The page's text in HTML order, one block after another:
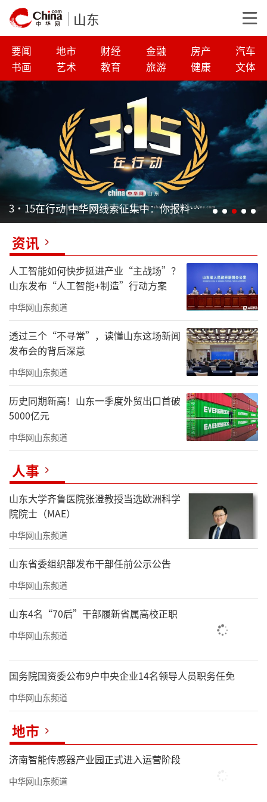
山东
要闻 地市 财经 金融 房产
汽车
书画
艺术 教育 旅游 健康 文体
3·15在行动|中华网线索征集中：你报料，我维权！
资讯
人工智能如何快步挺进产业“主战场”？
山东发布“人工智能+制造”行动方案
中华网山东频道
透过三个“不寻常”，读懂山东这场新闻
发布会的背后深意
中华网山东频道
历史同期新高！山东一季度外贸出口首破
5000亿元
中华网山东频道
人事
山东大学齐鲁医院张澄教授当选欧洲科学
院院士（MAE）
中华网山东频道
山东省委组织部发布干部任前公示公告
中华网山东频道
山东4名“70后”干部履新省属高校正职
中华网山东频道
国务院国资委公布9户中央企业14名领导人员职务任免
中华网山东频道
地市
济南智能传感器产业园正式进入运营阶段
中华网山东频道